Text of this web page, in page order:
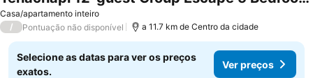
Casa/apartamento inteiro
Ver preços
/ Pontuação não disponível a 11.7 km de Centro da cidade
Selecione as datas para ver os preços
exatos.
Ver preços